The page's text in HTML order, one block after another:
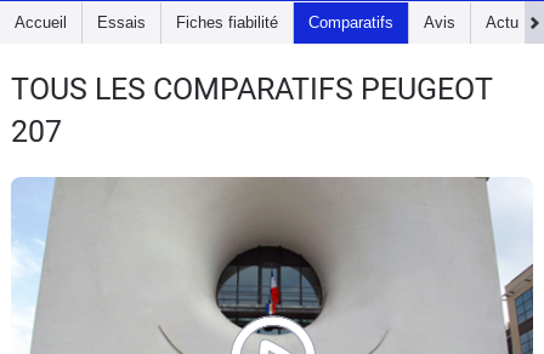
Essais
d'achat
Electriques
Utilitaires
Accueil Essais Fiches fiabilité Comparatifs Avis Actu
TOUS LES COMPARATIFS PEUGEOT
207